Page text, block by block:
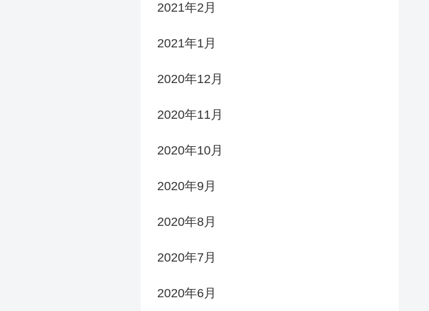
2021年2月
2021年1月
2020年12月
2020年11月
2020年10月
2020年9月
2020年8月
2020年7月
2020年6月